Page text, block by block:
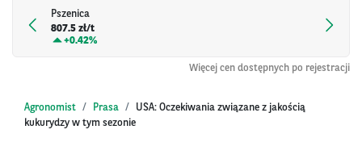
Pszenica
807.5 zł/t
+0.42%
Więcej cen dostępnych po rejestracji
Agronomist Prasa
USA: Oczekiwania związane z jakością
kukurydzy w tym sezonie